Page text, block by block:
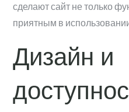
сделают сайт не только
приятным в
Дизайн и